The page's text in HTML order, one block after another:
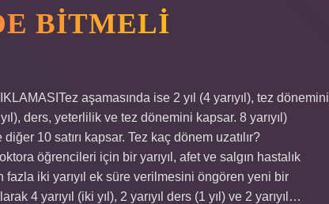
BITMELI
aşamasında ise 2 yıl (4 yarıyıl), tez dönemini
ders, yeterlilik ve tez dönemini kapsar. 8 yarıyıl)
10 satırı kapsar. Tez kaç dönem uzatılır?
öğrencileri için bir yarıyıl, afet ve salgın hastalık
iki yarıyıl ek süre verilmesini öngören yeni bir
4 yarıyıl (iki yıl), 2 yarıyıl ders (1 yıl) ve 2 yarıyıl…